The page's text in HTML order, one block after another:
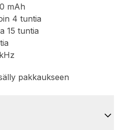
mAh
4 tuntia
15 tuntia
pakkaukseen